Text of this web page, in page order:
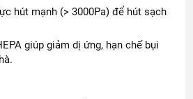
hút mạnh (> 3000Pa) để hút sạch
giúp giảm dị ứng, hạn chế bụi